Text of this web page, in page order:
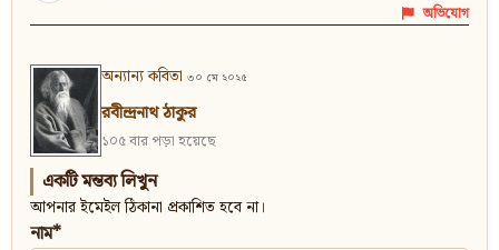
অভিযোগ
অন্যান্য কবিতা ৩০ মে ২০২৫
রবীন্দ্রনাথ ঠাকুর
১০৫ বার পড়া হয়েছে
একটি মন্তব্য লিখুন
আপনার ইমেইল ঠিকানা প্রকাশিত হবে না।
নাম*